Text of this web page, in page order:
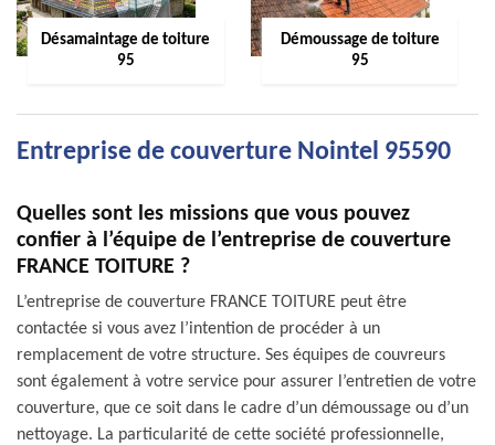
Désamaintage de toiture
95
Démoussage de toiture
95
Entreprise de couverture Nointel 95590
Quelles sont les missions que vous pouvez
confier à l’équipe de l’entreprise de couverture
FRANCE TOITURE ?
L’entreprise de couverture FRANCE TOITURE peut être
contactée si vous avez l’intention de procéder à un
remplacement de votre structure. Ses équipes de couvreurs
sont également à votre service pour assurer l’entretien de votre
couverture, que ce soit dans le cadre d’un démoussage ou d’un
nettoyage. La particularité de cette société professionnelle,